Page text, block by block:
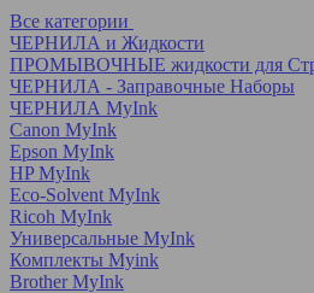
Все категории
ЧЕРНИЛА и Жидкости
ПРОМЫВОЧНЫЕ жидкости для
ЧЕРНИЛА - Заправочные Наборы
ЧЕРНИЛА MyInk
Canon MyInk
Epson MyInk
HP MyInk
Eco-Solvent MyInk
Ricoh MyInk
Универсальные MyInk
Комплекты Myink
Brother MyInk